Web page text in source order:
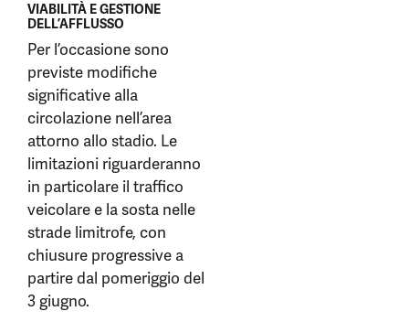
VIABILITÀ E GESTIONE
DELL’AFFLUSSO
Per l’occasione sono
previste modifiche
significative alla
circolazione nell’area
attorno allo stadio. Le
limitazioni riguarderanno
in particolare il traffico
veicolare e la sosta nelle
strade limitrofe, con
chiusure progressive a
partire dal pomeriggio del
3 giugno.